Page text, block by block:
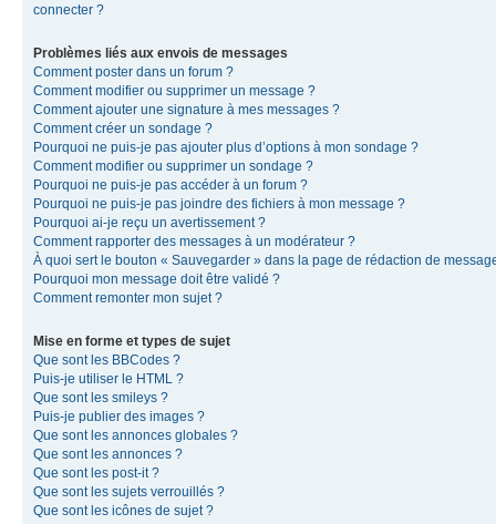
connecter ?
Problèmes liés aux envois de messages
Comment poster dans un forum ?
Comment modifier ou supprimer un message ?
Comment ajouter une signature à mes messages ?
Comment créer un sondage ?
Pourquoi ne puis-je pas ajouter plus d’options à mon sondage ?
Comment modifier ou supprimer un sondage ?
Pourquoi ne puis-je pas accéder à un forum ?
Pourquoi ne puis-je pas joindre des fichiers à mon message ?
Pourquoi ai-je reçu un avertissement ?
Comment rapporter des messages à un modérateur ?
À quoi sert le bouton « Sauvegarder » dans la page de rédaction de
Pourquoi mon message doit être validé ?
Comment remonter mon sujet ?
Mise en forme et types de sujet
Que sont les BBCodes ?
Puis-je utiliser le HTML ?
Que sont les smileys ?
Puis-je publier des images ?
Que sont les annonces globales ?
Que sont les annonces ?
Que sont les post-it ?
Que sont les sujets verrouillés ?
Que sont les icônes de sujet ?